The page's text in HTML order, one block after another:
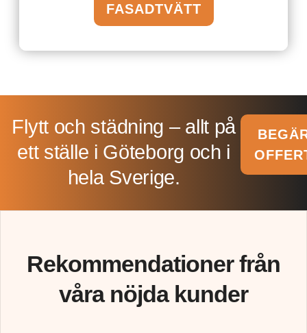
FASADTVÄTT
Flytt och städning – allt på
ett ställe i Göteborg och i
hela Sverige.​
Rekommendationer från
våra nöjda kunder